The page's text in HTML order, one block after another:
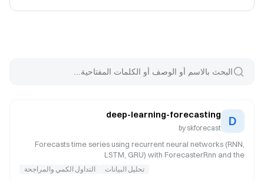
performing-brand-monitoring-for-impersonation (id:
ai-trader (id: 47804)D
deep-learning-forecasting
by skforecast
Forecasts time series using recurrent neural networks (RNN,
LSTM, GRU) with ForecasterRnn and the
create_and_compile_model helper. Covers model architecture,
training, and multi-series deep learning. Use when the user
تحليل البيانات التداول الكمي والمراجحة